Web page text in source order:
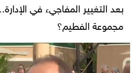
بعد التغيير المفاجيء في
مجموعة الفطيم؟